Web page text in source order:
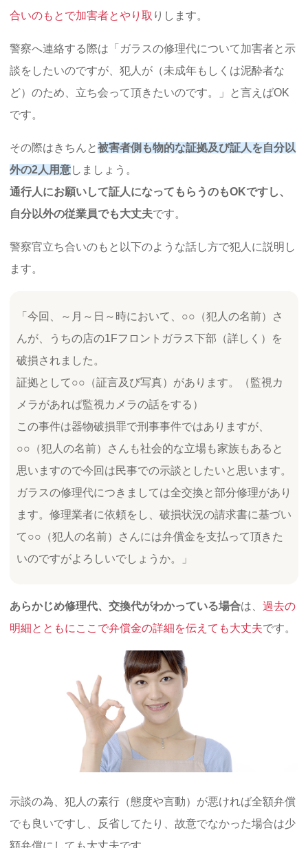
合いのもとで加害者とやり取 りします。
警察へ連絡する際は「ガラスの修理代について加害者と示
談をしたいのですが、犯人が（未成年もしくは泥酔者な
ど）のため、立ち会って頂きたいのです。」と言えばOK
です。
その際はきちんと被害者側も物的な証拠及び証人を自分以
外の2人用意しましょう。
通行人にお願いして証人になってもらうのもOKですし、
自分以外の従業員でも大丈夫です。
警察官立ち合いのもと以下のような話し方で犯人に説明し
ます。
「今回、～月～日～時において、○○（犯人の名前）さ
んが、うちの店の1Fフロントガラス下部（詳しく）を
破損されました。
証拠として○○（証言及び写真）があります。（監視カ
メラがあれば監視カメラの話をする）
この事件は器物破損罪で刑事事件ではありますが、
○○（犯人の名前）さんも社会的な立場も家族もあると
思いますので今回は民事での示談としたいと思います。
ガラスの修理代につきましては全交換と部分修理があり
ます。修理業者に依頼をし、破損状況の請求書に基づい
て○○（犯人の名前）さんには弁償金を支払って頂きた
いのですがよろしいでしょうか。」
あらかじめ修理代、交換代がわかっている場合は、 過去の
明細とともにここで弁償金の詳細を伝えても大丈夫です。
示談の為、犯人の素行（態度や言動）が悪ければ全額弁償
でも良いですし、反省してたり、故意でなかった場合は少